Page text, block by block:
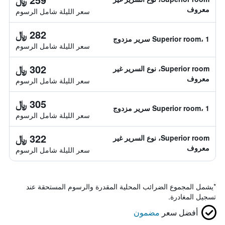
معروف
سعر الليلة شامل الرسوم
Superior room، 1 سرير مزدوج 282 ﷼
سعر الليلة شامل الرسوم
Superior room، نوع السرير غير
معروف
302 ﷼
سعر الليلة شامل الرسوم
Superior room، 1 سرير مزدوج 305 ﷼
سعر الليلة شامل الرسوم
Superior room، نوع السرير غير
معروف
322 ﷼
سعر الليلة شامل الرسوم
*يشمل المجموع الضرائب المحلية المقدرة والرسوم المستحقة عند
تسجيل المغادرة.
أفضل سعر مضمون